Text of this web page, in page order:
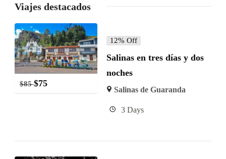
Viajes destacados
$85 $75
12% Off
Salinas en tres días y dos
noches
Salinas de Guaranda
3 Days